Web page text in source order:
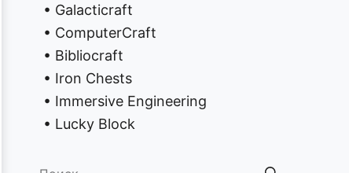
• Galacticraft
• ComputerCraft
• Bibliocraft
• Iron Chests
• Immersive Engineering
• Lucky Block